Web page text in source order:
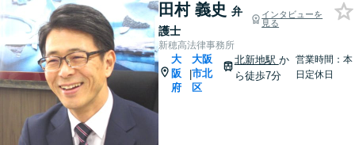
田村 義史 弁
護士
インタビューを
見る
新穂高法律事務所
大
阪
府
|
大阪
市北
区
北新地駅 か
ら徒歩7分
営業時間：本
日定休日